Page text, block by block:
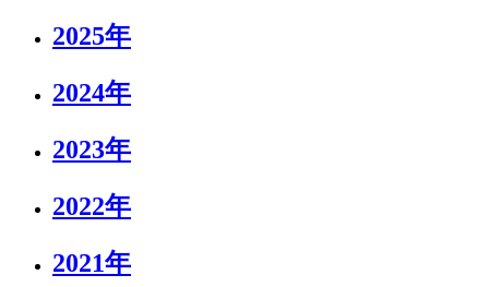
2025年
2024年
2023年
2022年
2021年